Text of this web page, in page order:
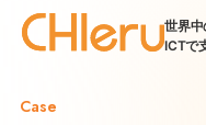
世界
ICTで
Case